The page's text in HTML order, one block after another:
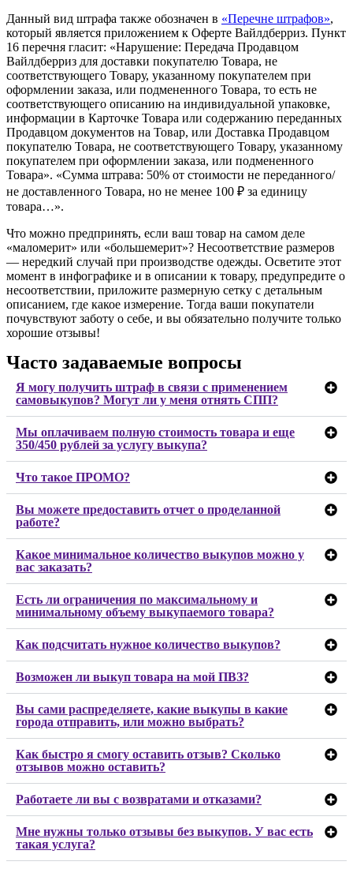
Данный вид штрафа также обозначен в «Перечне штрафов»,
который является приложением к Оферте Вайлдберриз. Пункт
16 перечня гласит: «Нарушение: Передача Продавцом
Вайлдберриз для доставки покупателю Товара, не
соответствующего Товару, указанному покупателем при
оформлении заказа, или подмененного Товара, то есть не
соответствующего описанию на индивидуальной упаковке,
информации в Карточке Товара или содержанию переданных
Продавцом документов на Товар, или Доставка Продавцом
покупателю Товара, не соответствующего Товару, указанному
покупателем при оформлении заказа, или подмененного
Товара». «Сумма штрава: 50% от стоимости не переданного/
не доставленного Товара, но не менее 100 ₽ за единицу
товара…».
Что можно предпринять, если ваш товар на самом деле
«маломерит» или «большемерит»? Несоответствие размеров
— нередкий случай при производстве одежды. Осветите этот
момент в инфографике и в описании к товару, предупредите о
несоответствии, приложите размерную сетку с детальным
описанием, где какое измерение. Тогда ваши покупатели
почувствуют заботу о себе, и вы обязательно получите только
хорошие отзывы!
Часто задаваемые вопросы
Я могу получить штраф в связи с применением
самовыкупов? Могут ли у меня отнять СПП?
Мы оплачиваем полную стоимость товара и еще
350/450 рублей за услугу выкупа?
Что такое ПРОМО?
Вы можете предоставить отчет о проделанной
работе?
Какое минимальное количество выкупов можно у
вас заказать?
Есть ли ограничения по максимальному и
минимальному объему выкупаемого товара?
Как подсчитать нужное количество выкупов?
Возможен ли выкуп товара на мой ПВЗ?
Вы сами распределяете, какие выкупы в какие
города отправить, или можно выбрать?
Как быстро я смогу оставить отзыв? Сколько
отзывов можно оставить?
Работаете ли вы с возвратами и отказами?
Мне нужны только отзывы без выкупов. У вас есть
такая услуга?